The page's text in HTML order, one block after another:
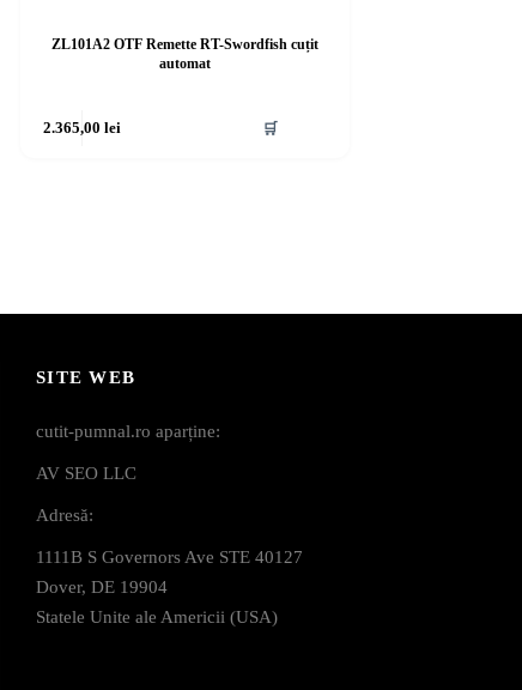
ZL101A2 OTF Remette RT-Swordfish cuțit
automat
2.365,00 lei 🛒
SITE WEB
cutit-pumnal.ro aparține:
AV SEO LLC
Adresă:
1111B S Governors Ave STE 40127
Dover, DE 19904
Statele Unite ale Americii (USA)